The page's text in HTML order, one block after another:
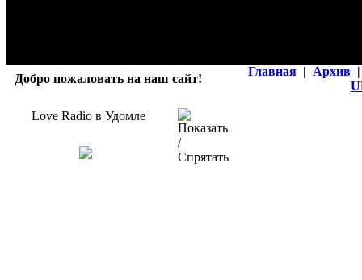
Добро пожаловать на наш сайт!
Главная | Архив |
Love Radio в Удомле